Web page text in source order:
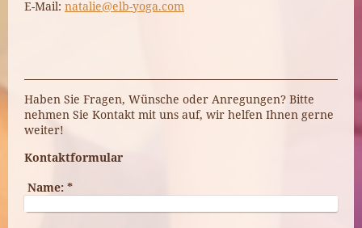
E-Mail: natalie@elb-yoga.com
Haben Sie Fragen, Wünsche oder Anregungen? Bitte
nehmen Sie Kontakt mit uns auf, wir helfen Ihnen gerne
weiter!
Kontaktformular
Name:*